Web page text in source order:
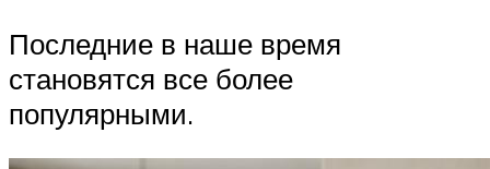
Последние в наше время
становятся все более
популярными.